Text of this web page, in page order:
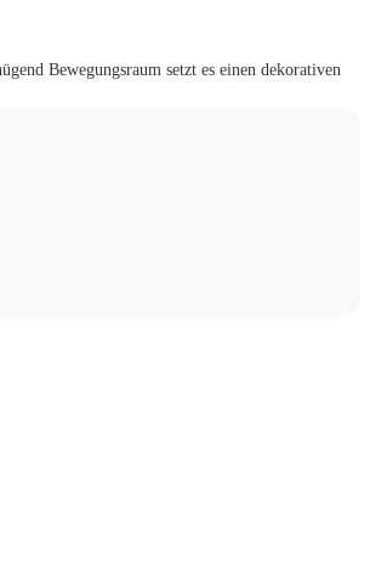
Bewegungsraum setzt es einen dekorativen